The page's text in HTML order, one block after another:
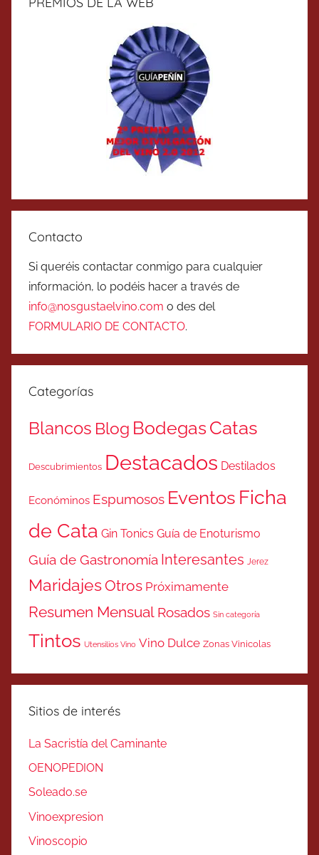
Contacto
Si queréis contactar conmigo para cualquier
información, lo podéis hacer a través de
info@nosgustaelvino.com o des del
FORMULARIO DE CONTACTO.
Categorías
Blancos Blog BodegasCatas
Descubrimientos Destacados Destilados
Económinos Espumosos Eventos Ficha
de Cata Gin Tonics Guía de Enoturismo
Guía de Gastronomía Interesantes Jerez
MaridajesOtros Próximamente
Resumen Mensual Rosados Sin categoría
Tintos Utensilios Vino Vino Dulce Zonas Vinicolas
Sitios de interés
La Sacristía del Caminante
OENOPEDION
Soleado.se
Vinoexpresion
Vinoscopio